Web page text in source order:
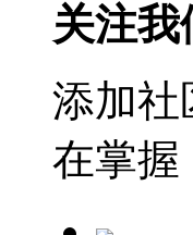
关注我
添加社
在掌握